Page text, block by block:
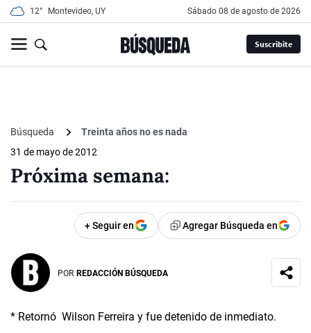
12° Montevideo, UY sábado 08 de agosto de 2026
Suscribite
Búsqueda
Treinta años no es nada
31 de mayo de 2012
Próxima semana:
+ Seguir en Agregar Búsqueda en
POR REDACCIÓN BÚSQUEDA
* Retornó Wilson Ferreira y fue detenido de inmediato.